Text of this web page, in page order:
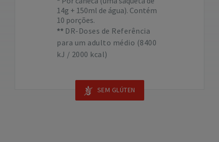
14g + 150ml de água). Contém
10 porções.
DR-Doses de Referência
para um adulto médio (8400
kJ / 2000 kcal)
SEM GLÚTEN